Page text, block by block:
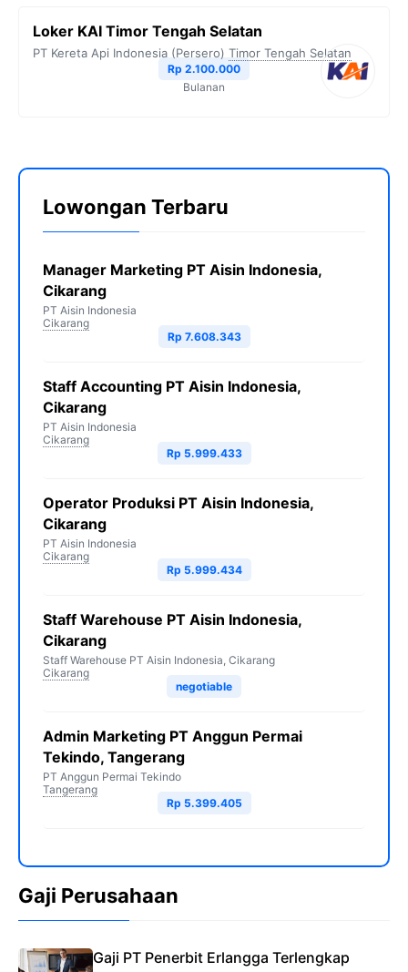
Loker KAI Timor Tengah Selatan
PT Kereta Api Indonesia (Persero) Timor Tengah Selatan
Rp 2.100.000
Bulanan
Lowongan Terbaru
Manager Marketing PT Aisin Indonesia,
Cikarang
PT Aisin Indonesia
Cikarang
Rp 7.608.343
Staff Accounting PT Aisin Indonesia,
Cikarang
PT Aisin Indonesia
Cikarang
Rp 5.999.433
Operator Produksi PT Aisin Indonesia,
Cikarang
PT Aisin Indonesia
Cikarang
Rp 5.999.434
Staff Warehouse PT Aisin Indonesia,
Cikarang
Staff Warehouse PT Aisin Indonesia, Cikarang
Cikarang
negotiable
Admin Marketing PT Anggun Permai
Tekindo, Tangerang
PT Anggun Permai Tekindo
Tangerang
Rp 5.399.405
Gaji Perusahaan
Gaji PT Penerbit Erlangga Terlengkap